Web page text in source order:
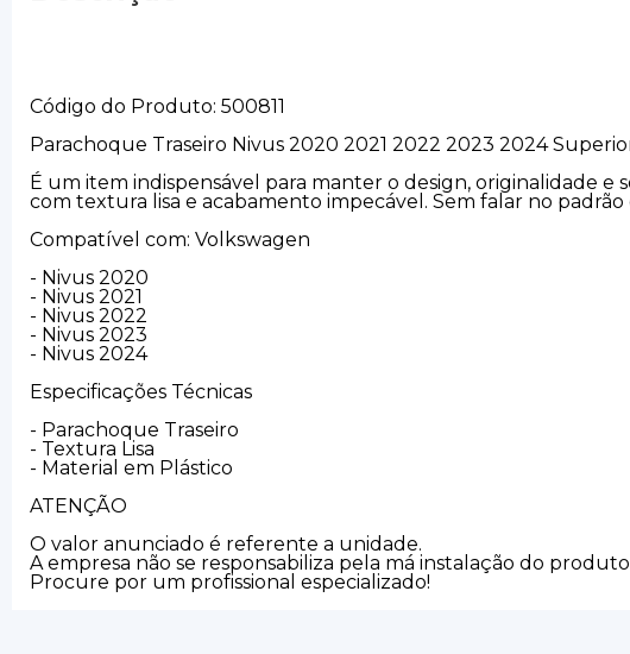
Código do Produto: 500811
Parachoque Traseiro Nivus 2020 2021 2022 2023 2024
É um item indispensável para manter o design, originalidade
com textura lisa e acabamento impecável. Sem falar no
Compatível com: Volkswagen
- Nivus 2020
- Nivus 2021
- Nivus 2022
- Nivus 2023
- Nivus 2024
Especificações Técnicas
- Parachoque Traseiro
- Textura Lisa
- Material em Plástico
ATENÇÃO
O valor anunciado é referente a unidade.
A empresa não se responsabiliza pela má instalação do
Procure por um profissional especializado!